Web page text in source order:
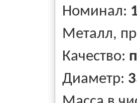
Номинал:
Металл,
Качество:
Диаметр: